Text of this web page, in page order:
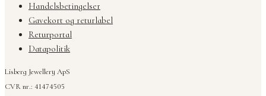
Handelsbetingelser
Gavekort og returlabel
Returportal
Datapolitik
Lisberg Jewellery ApS
CVR nr.: 41474505